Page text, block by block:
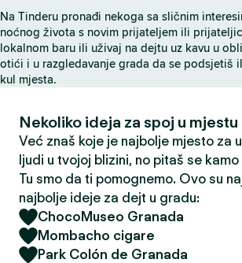
c
a
Na Tinderu pronađi nekoga sa sličnim
noćnog života s novim prijateljem ili
lokalnom baru ili uživaj na dejtu uz kavu u
otići i u razgledavanje grada da se podsjetiš
kul mjesta.
Nekoliko ideja za spoj u
Već znaš koje je najbolje mjesto za
ljudi u tvojoj blizini, no pitaš se
Tu smo da ti pomognemo. Ovo su
najbolje ideje za dejt u gradu:
ChocoMuseo Granada
Mombacho cigare
Park Colón de Granada